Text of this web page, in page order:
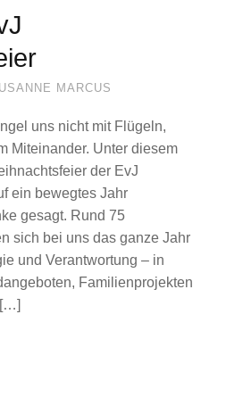
MARCUS
uns nicht mit Flügeln,
Miteinander. Unter diesem
der EvJ
ein bewegtes Jahr
gesagt. Rund 75
sich bei uns das ganze Jahr
und Verantwortung – in
Familienprojekten
[…]